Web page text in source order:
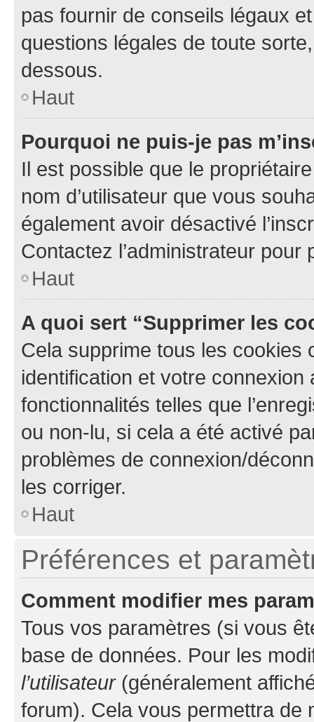
pas fournir de conseils légaux
questions légales de toute
dessous.
Haut
Pourquoi ne puis-je pas
Il est possible que le
nom d’utilisateur que vous
également avoir désactivé
Contactez l’administrateur
Haut
A quoi sert “Supprimer les
Cela supprime tous les cookies
identification et votre
fonctionnalités telles que
ou non-lu, si cela a été activé
problèmes de connexion/
les corriger.
Haut
Préférences et
Comment modifier mes
Tous vos paramètres (si vous
base de données. Pour les
l’utilisateur(généralement
forum). Cela vous permettra de